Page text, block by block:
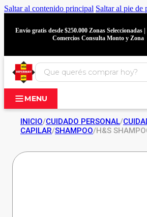
Saltar al contenido principal Saltar al pie de
Envío gratis desde $250.000 Zonas Seleccionadas
Comercios Consulta Monto y Zona
MENU
INICIO/CUIDADO PERSONAL/
CAPILAR/SHAMPOO/H&S